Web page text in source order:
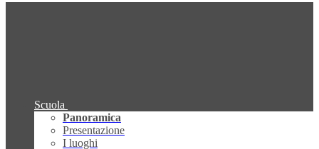
Scuola
Panoramica
Presentazione
I luoghi